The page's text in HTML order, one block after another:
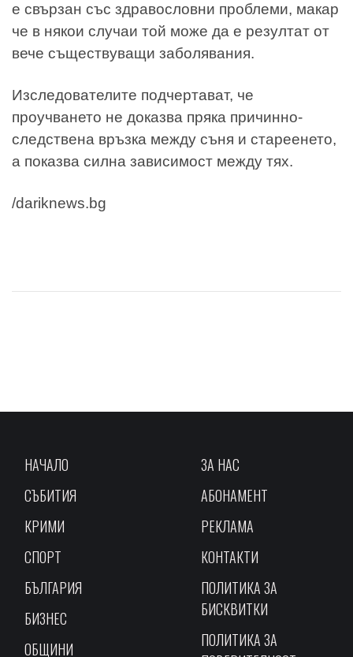
е свързан със здравословни проблеми, макар
че в някои случаи той може да е резултат от
вече съществуващи заболявания.
Изследователите подчертават, че
проучването не доказва пряка причинно-
следствена връзка между съня и стареенето,
а показва силна зависимост между тях.
/dariknews.bg
НАЧАЛО
СЪБИТИЯ
КРИМИ
СПОРТ
БЪЛГАРИЯ
БИЗНЕС
ОБЩИНИ
ЗА НАС
АБОНАМЕНТ
РЕКЛАМА
КОНТАКТИ
ПОЛИТИКА ЗА
БИСКВИТКИ
ПОЛИТИКА ЗА